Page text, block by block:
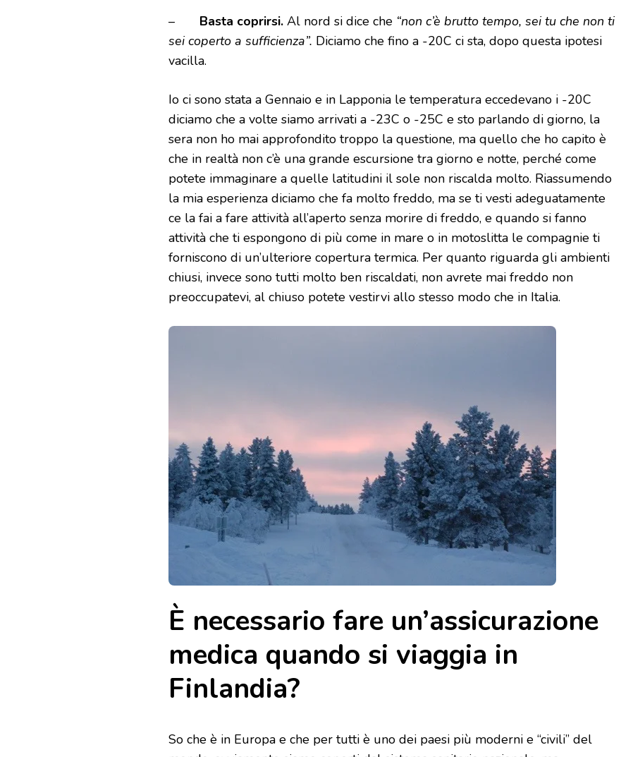
– Basta coprirsi. Al nord si dice che “non c’è brutto tempo, sei tu che non ti
sei coperto a sufficienza”. Diciamo che fino a -20C ci sta, dopo questa ipotesi
vacilla.
Io ci sono stata a Gennaio e in Lapponia le temperatura eccedevano i -20C
diciamo che a volte siamo arrivati a -23C o -25C e sto parlando di giorno, la
sera non ho mai approfondito troppo la questione, ma quello che ho capito è
che in realtà non c’è una grande escursione tra giorno e notte, perché come
potete immaginare a quelle latitudini il sole non riscalda molto. Riassumendo
la mia esperienza diciamo che fa molto freddo, ma se ti vesti adeguatamente
ce la fai a fare attività all’aperto senza morire di freddo, e quando si fanno
attività che ti espongono di più come in mare o in motoslitta le compagnie ti
forniscono di un’ulteriore copertura termica. Per quanto riguarda gli ambienti
chiusi, invece sono tutti molto ben riscaldati, non avrete mai freddo non
preoccupatevi, al chiuso potete vestirvi allo stesso modo che in Italia.
È necessario fare un’assicurazione
medica quando si viaggia in
Finlandia?
So che è in Europa e che per tutti è uno dei paesi più moderni e “civili” del